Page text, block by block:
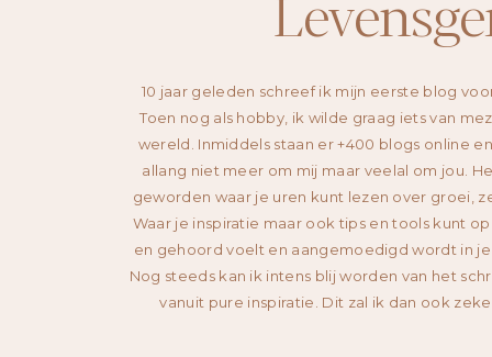
10 jaar geleden schreef ik mijn eerste blog
Toen nog als hobby, ik wilde graag iets van
wereld. Inmiddels staan er +400 blogs online
allang niet meer om mij maar veelal om jou.
geworden waar je uren kunt lezen over groei,
Waar je inspiratie maar ook tips en tools kunt
en gehoord voelt en aangemoedigd wordt in
Nog steeds kan ik intens blij worden van het
vanuit pure inspiratie. Dit zal ik dan ook